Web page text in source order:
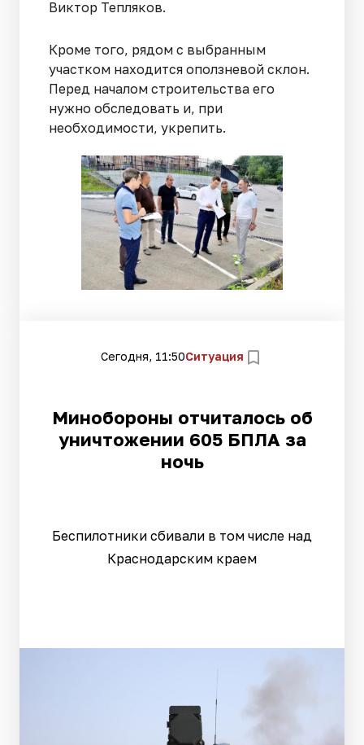
Виктор Тепляков.
Кроме того, рядом с выбранным
участком находится оползневой склон.
Перед началом строительства его
нужно обследовать и, при
необходимости, укрепить.
Сегодня, 11:50Ситуация
Минобороны отчиталось об
уничтожении 605 БПЛА за
ночь
Беспилотники сбивали в том числе над
Краснодарским краем